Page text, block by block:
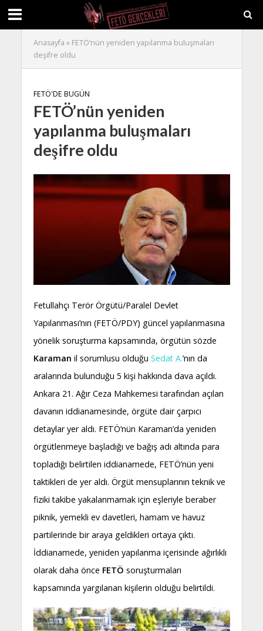
Anasayfa » FETÖ’nün yeniden yapılanma buluşmaları
deşifre oldu
FETÖ'DE BUGÜN
FETÖ’nün yeniden
yapılanma buluşmaları
deşifre oldu
Fetullahçı Terör Örgütü/Paralel Devlet
Yapılanması’nın (FETÖ/PDY) güncel yapılanmasına
yönelik soruşturma kapsamında, örgütün sözde
Karaman il sorumlusu olduğu Sedat A.’nın da
aralarında bulunduğu 5 kişi hakkında dava açıldı.
Ankara 21. Ağır Ceza Mahkemesi tarafından açılan
davanın iddianamesinde, örgüte dair çarpıcı
detaylar yer aldı. FETÖ’nün Karaman’da yeniden
örgütlenmeye başladığı ve bağış adı altında para
topladığı belirtilen iddianamede, FETÖ’nün yeni
taktikleri de yer aldı. Örgüt mensuplarının teknik ve
fiziki takibe yakalanmamak için eşleriyle beraber
piknik, yemekli ev davetleri, hamam ve havuz
partilerinde bir araya geldikleri ortaya çıktı.
İddianamede, yeniden yapılanma içerisinde ağırlıklı
olarak daha önce FETÖ soruşturmaları
kapsamında yargılanan kişilerin olduğu belirtildi.